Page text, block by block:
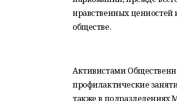
нравственных ценностей
обществе.
Активистами
профилактические
также в подразделениях